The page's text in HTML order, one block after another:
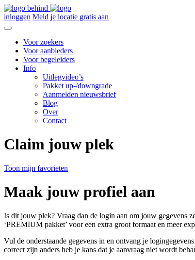
inloggen Meld je locatie gratis aan
Voor zoekers
Voor aanbieders
Voor begeleiders
Info
Uitlegvideo’s
Pakket up-/downgrade
Aanmelden nieuwsbrief
Blog
Over
Contact
Claim jouw plek
Toon mijn favorieten
Maak jouw profiel aan
Is dit jouw plek? Vraag dan de login aan om jouw gegevens
‘PREMIUM pakket’ voor een extra groot formaat en meer
Vul de onderstaande gegevens in en ontvang je
correct zijn anders heb je kans dat je aanvraag niet wordt